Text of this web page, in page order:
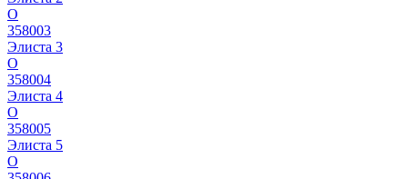
О
358003
Элиста 3
О
358004
Элиста 4
О
358005
Элиста 5
О